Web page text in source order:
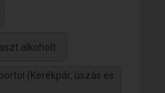
alkoholt
(Kerékpár, úszás és